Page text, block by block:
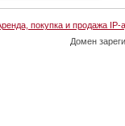
покупка и продажа IP-
Домен